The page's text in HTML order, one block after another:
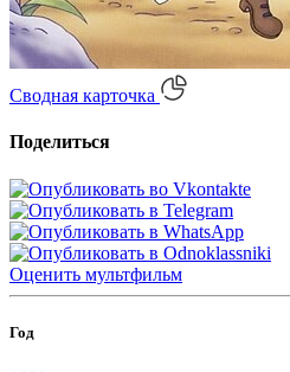
Сводная карточка
Поделиться
Оценить мультфильм
Год